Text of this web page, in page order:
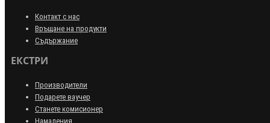
Контакт с нас
Връщане на продукти
Съдържание
ЕКСТРИ
Производители
Подарете ваучер
Станете комисионер
Намаления